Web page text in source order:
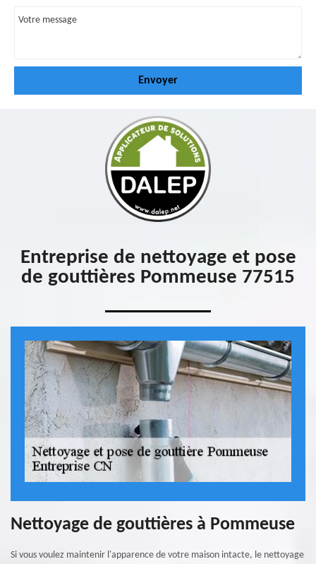
Entreprise de nettoyage et pose
de gouttières Pommeuse 77515
Nettoyage de gouttières à Pommeuse
Si vous voulez maintenir l'apparence de votre maison intacte, le nettoyage